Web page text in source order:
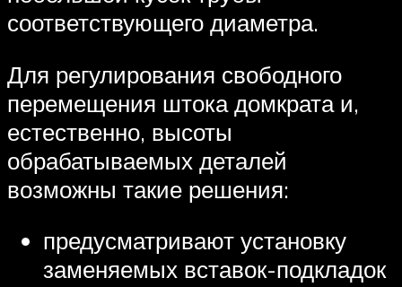
соответствующего диаметра.
Для регулирования свободного
перемещения штока домкрата и,
естественно, высоты
обрабатываемых деталей
возможны такие решения:
предусматривают установку
заменяемых вставок-подкладок